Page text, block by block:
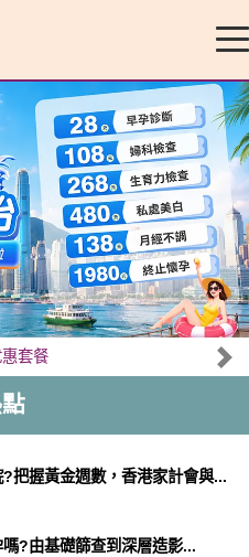
套餐
把握黃金週數，香港家計會與...
?由基礎篩查到深層造影...